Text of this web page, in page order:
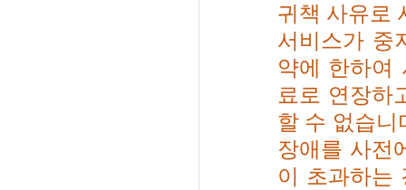
귀책 사유로
서비스가 중
약에 한하여
료로 연장하
할 수 없습니
장애를 사전
이 초과하는